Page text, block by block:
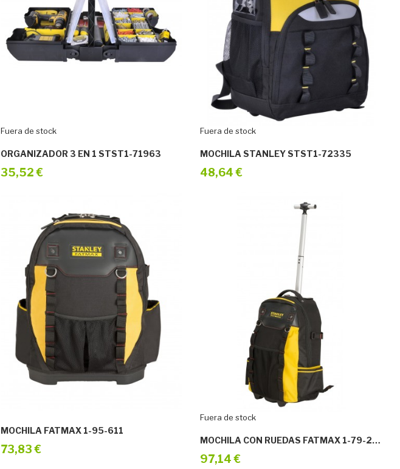
Fuera de stock
ORGANIZADOR 3 EN 1 STST1-71963
35,52 €
Fuera de stock
MOCHILA STANLEY STST1-72335
48,64 €
MOCHILA FATMAX 1-95-611
73,83 €
Fuera de stock
MOCHILA CON RUEDAS FATMAX 1-79-215
97,14 €